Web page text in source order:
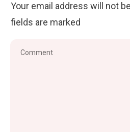
Your email address will not
fields are marked